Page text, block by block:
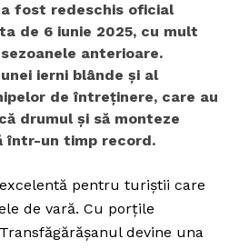
fost redeschis oficial
de 6 iunie 2025, cu mult
anterioare.
ierni blânde și al
de întreținere, care au
drumul și să monteze
într-un timp record.
pentru turiștii care
de vară. Cu porțile
devine una